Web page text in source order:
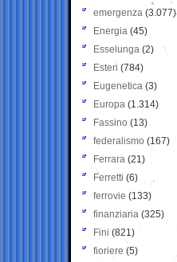
emergenza (3.077)
Energia (45)
Esselunga (2)
Esteri (784)
Eugenetica (3)
Europa (1.314)
Fassino (13)
federalismo (167)
Ferrara (21)
Ferretti (6)
ferrovie (133)
finanziaria (325)
Fini (821)
fioriere (5)